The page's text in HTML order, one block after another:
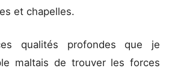
et chapelles.
qualités profondes que je
maltais de trouver les forces